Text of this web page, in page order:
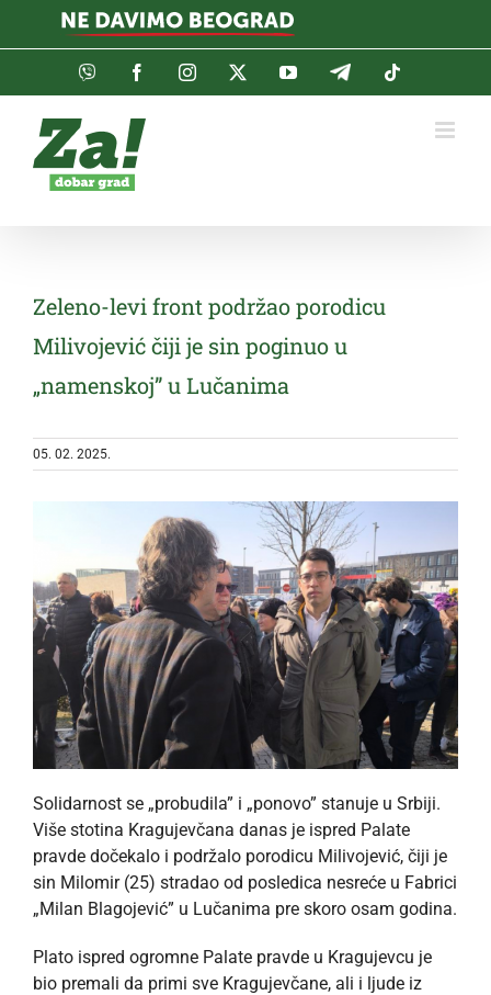
Viber FacebookInstagramTwitterYouTubeTelegram
Zeleno-levi front podržao porodicu
Milivojević čiji je sin poginuo u
„namenskoj” u Lučanima
05. 02. 2025.
Solidarnost se „probudila” i „ponovo” stanuje u Srbiji.
Više stotina Kragujevčana danas je ispred Palate
pravde dočekalo i podržalo porodicu Milivojević, čiji je
sin Milomir (25) stradao od posledica nesreće u Fabrici
„Milan Blagojević” u Lučanima pre skoro osam godina.
Plato ispred ogromne Palate pravde u Kragujevcu je
bio premali da primi sve Kragujevčane, ali i ljude iz